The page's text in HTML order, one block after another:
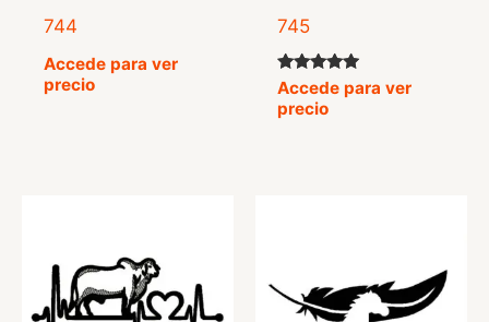
744
Accede para ver
precio
745
Valorado
con
5.00
Accede para ver
precio